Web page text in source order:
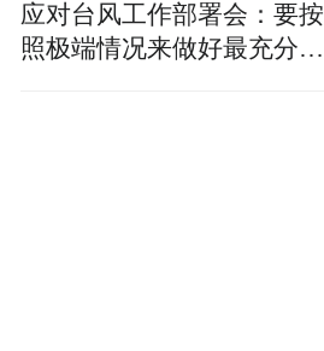
应对台风工作部署会：要按
照极端情况来做好最充分的